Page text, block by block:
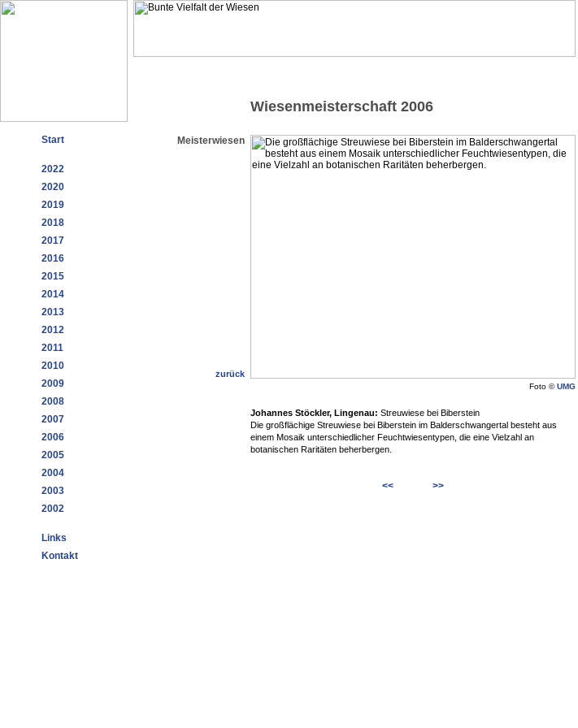
Start
2022
2020
2019
2018
2017
2016
2015
2014
2013
2012
2011
2010
2009
2008
2007
2006
2005
2004
2003
2002
Links
Kontakt
Wiesenmeisterschaft 2006
Meisterwiesen
zurück
Foto ©UMG
Johannes Stöckler, Lingenau: Streuwiese bei Biberstein
Die großflächige Streuwiese bei Biberstein im Balderschwangertal besteht aus
einem Mosaik unterschiedlicher Feuchtwiesentypen, die eine Vielzahl an
botanischen Raritäten beherbergen.
<< >>